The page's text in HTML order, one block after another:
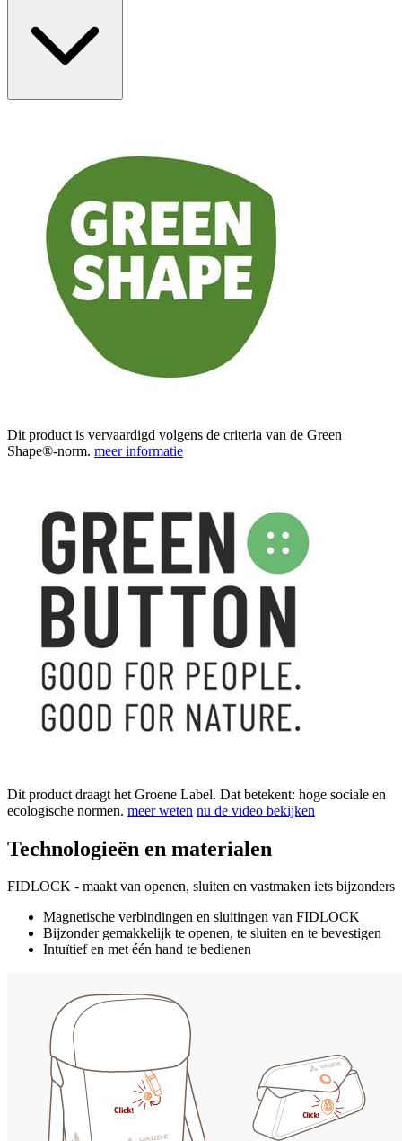
Dit product is vervaardigd volgens de criteria van de Green
Shape®-norm. meer informatie
Dit product draagt het Groene Label. Dat betekent: hoge sociale en
ecologische normen. meer weten nu de video bekijken
Technologieën en materialen
FIDLOCK - maakt van openen, sluiten en vastmaken iets bijzonders
Magnetische verbindingen en sluitingen van FIDLOCK
Bijzonder gemakkelijk te openen, te sluiten en te bevestigen
Intuïtief en met één hand te bedienen